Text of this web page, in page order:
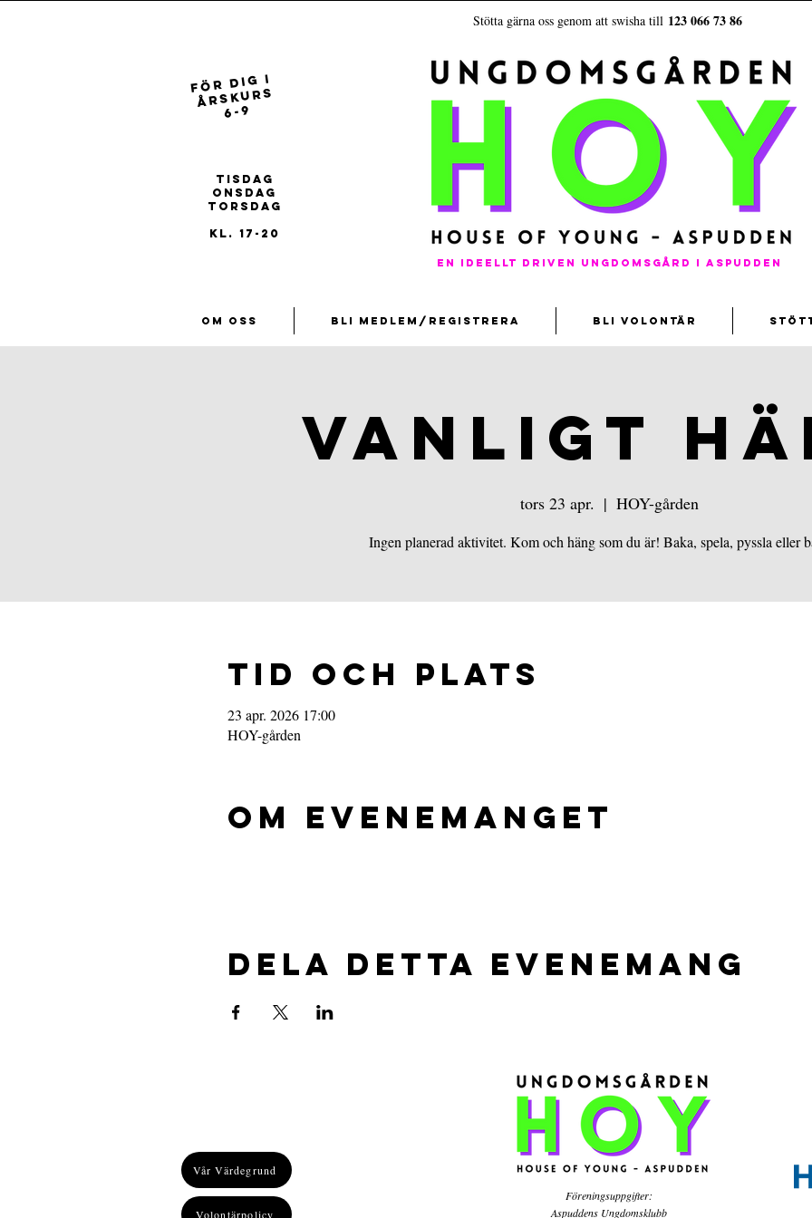
Stötta gärna oss genom att swisha till 123 066 73 86
En ideellt driven ungdomsgård i aspudden
FÖR dig i
ÅRSKURS
6-9
tisdag
onsdag
torsdag
kl. 17-20
Om oss Bli medlem/registrera Bli volontär
VANLIGT
tors 23 apr.
  |
HOY-gården
Ingen planerad aktivitet. Kom och häng som du är! Baka, spela, pyssla eller
Tid och plats
23 apr. 2026 17:00
HOY-gården
Om evenemanget
Dela detta evenemang
Vår Värdegrund
Volontärpolicy
Föreningsuppgifter:
Aspuddens Ungdomsklubb